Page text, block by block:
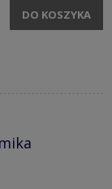
DO KOSZYKA